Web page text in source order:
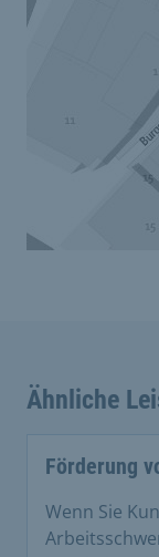
Ähnliche
Förderung
Wenn Sie